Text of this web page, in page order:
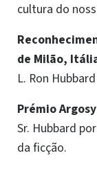
cultura do
de Milão,
L. Ron
Prémio Argosy
Sr. Hubbard
da ficção.